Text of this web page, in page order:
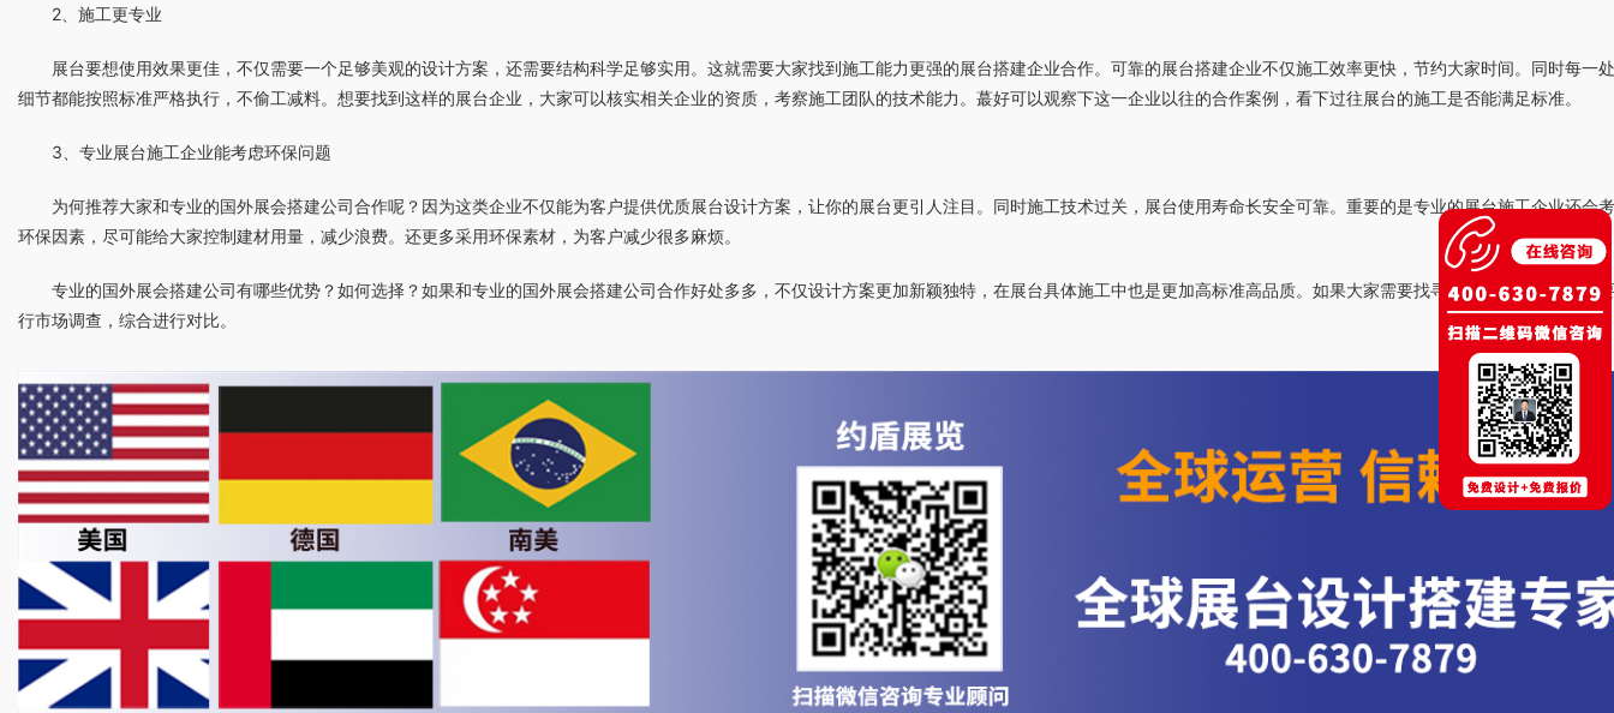
2、施工更专业
展台要想使用效果更佳，不仅需要一个足够美观的设计方案，还需要结构科学足够实用。这就需要大家找到施工能力更强的展台搭建企业合作。可靠的展台搭建企业不仅施工效率更快，节约大家时间。同时每一
细节都能按照标准严格执行，不偷工减料。想要找到这样的展台企业，大家可以核实相关企业的资质，考察施工团队的技术能力。蕞好可以观察下这一企业以往的合作案例，看下过往展台的施工是否能满足标准。
3、专业展台施工企业能考虑环保问题
为何推荐大家和专业的国外展会搭建公司合作呢？因为这类企业不仅能为客户提供优质展台设计方案，让你的展台更引人注目。同时施工技术过关，展台使用寿命长安全可靠。重要的是专业的展台施工企业还会
环保因素，尽可能给大家控制建材用量，减少浪费。还更多采用环保素材，为客户减少很多麻烦。
专业的国外展会搭建公司有哪些优势？如何选择？如果和专业的国外展会搭建公司合作好处多多，不仅设计方案更加新颖独特，在展台具体施工中也是更加高标准高品质。如果大家需要找寻这样的展台企业一定
行市场调查，综合进行对比。